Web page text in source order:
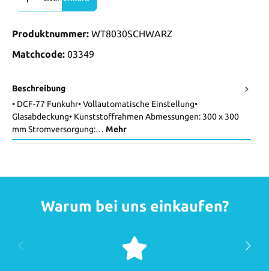
Produktnummer: WT8030SCHWARZ
Matchcode: 03349
Beschreibung
• DCF-77 Funkuhr• Vollautomatische Einstellung•
Glasabdeckung• Kunststoffrahmen Abmessungen: 300 x 300
mm Stromversorgung:… Mehr
Warum bei uns einkaufen?